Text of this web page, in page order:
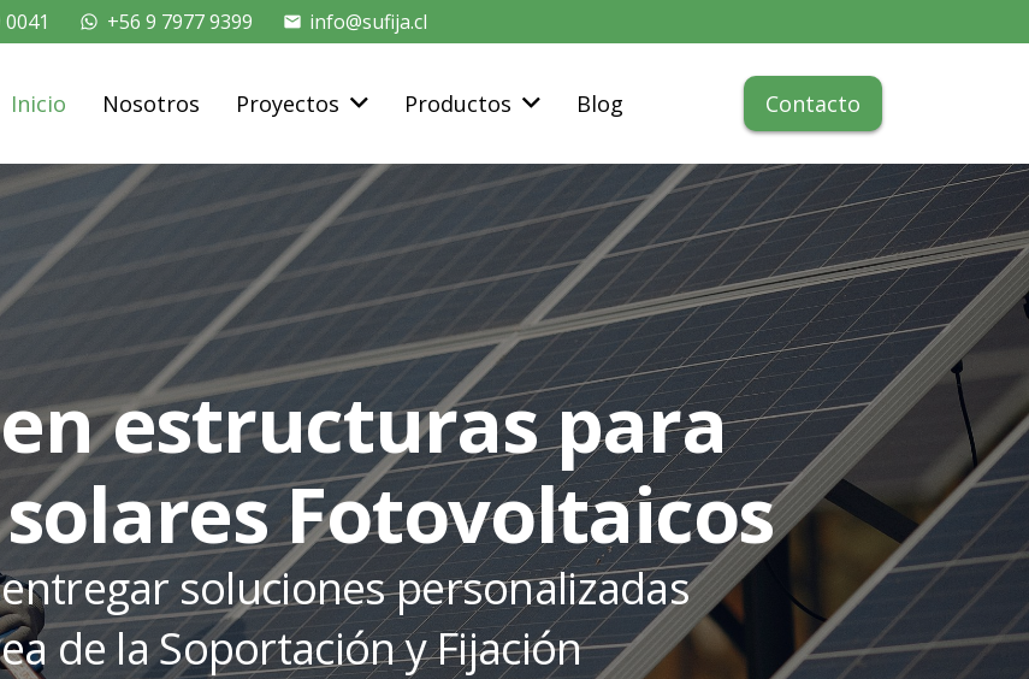
whatsapp +56 9 7977 9399 mail info@sufija.cl
Inicio Nosotros Proyectos Productos Blog Contacto
estructuras para
Fotovoltaicos
soluciones personalizadas
de la Soportación y Fijación